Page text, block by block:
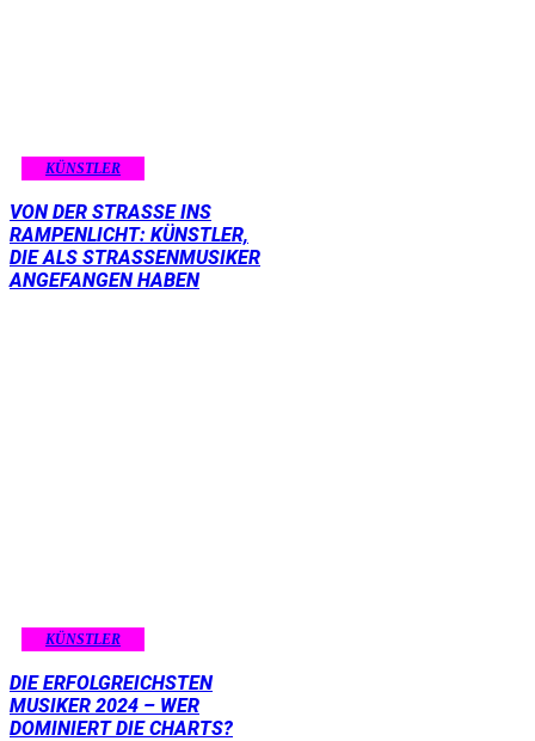
KÜNSTLER
VON DER STRASSE INS R
AMPENLICHT: KÜNSTLER, D
IE ALS STRASSENMUSIKER AN
GEFANGEN HABEN
KÜNSTLER
DIE ERFOLGREICHSTEN
MUSIKER 2024 – WER
DOMINIERT DIE CHARTS?